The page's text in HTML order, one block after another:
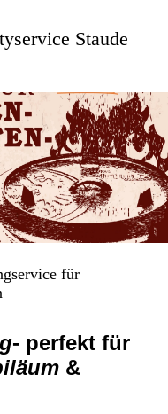
Staude
für
- perfekt für
&